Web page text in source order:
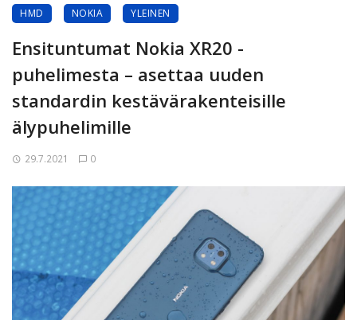
HMD NOKIA YLEINEN
Ensituntumat Nokia XR20 -
puhelimesta – asettaa uuden
standardin kestävärakenteisille
älypuhelimille
29.7.2021 0